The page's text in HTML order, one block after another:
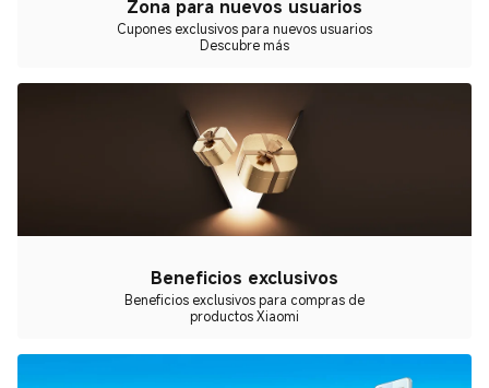
Zona para nuevos usuarios
Cupones exclusivos para nuevos usuarios
Descubre más
Beneficios exclusivos
Beneficios exclusivos para compras de
productos Xiaomi